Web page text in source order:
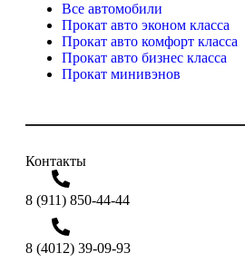
Все автомобили
Прокат авто эконом класса
Прокат авто комфорт класса
Прокат авто бизнес класса
Прокат минивэнов
Контакты
8 (911) 850-44-44
8 (4012) 39-09-93